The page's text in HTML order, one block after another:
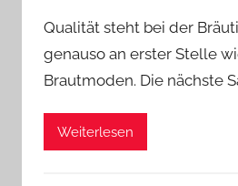
Qualität steht bei der
genauso an erster Stelle
Brautmoden. Die nächste
Weiterlesen